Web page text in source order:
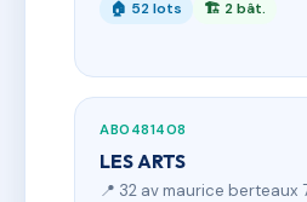
🏠 52 lots 🏗 2 bât.
AB0481408
LES ARTS
📍 32 av maurice